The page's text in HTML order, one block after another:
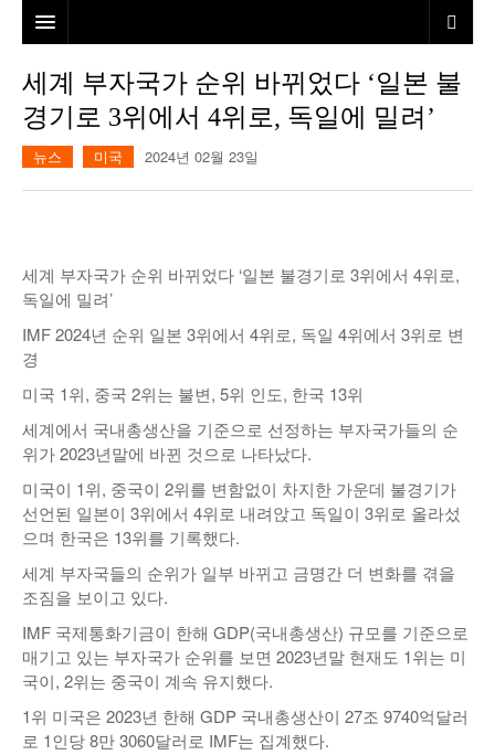
본사소개
뉴스
김명열칼럼
이명덕칼럼
김선옥칼럼
김원동칼럼
본보특집
100인선/독자광장
100인선
독자광장
인근여행지
낚시/비치
골프
인터뷰/탐방
세계 부자국가 순위 바뀌었다 ‘일본 불
경기로 3위에서 4위로, 독일에 밀려’
뉴스 미국 2024년 02월 23일
세계 부자국가 순위 바뀌었다 ‘일본 불경기로 3위에서 4위로,
독일에 밀려’
IMF 2024년 순위 일본 3위에서 4위로, 독일 4위에서 3위로 변
경
미국 1위, 중국 2위는 불변, 5위 인도, 한국 13위
세계에서 국내총생산을 기준으로 선정하는 부자국가들의 순
위가 2023년말에 바뀐 것으로 나타났다.
미국이 1위, 중국이 2위를 변함없이 차지한 가운데 불경기가
선언된 일본이 3위에서 4위로 내려앉고 독일이 3위로 올라섰
으며 한국은 13위를 기록했다.
세계 부자국들의 순위가 일부 바뀌고 금명간 더 변화를 겪을
조짐을 보이고 있다.
IMF 국제통화기금이 한해 GDP(국내총생산) 규모를 기준으로
매기고 있는 부자국가 순위를 보면 2023년말 현재도 1위는 미
국이, 2위는 중국이 계속 유지했다.
1위 미국은 2023년 한해 GDP 국내총생산이 27조 9740억달러
로 1인당 8만 3060달러로 IMF는 집계했다.